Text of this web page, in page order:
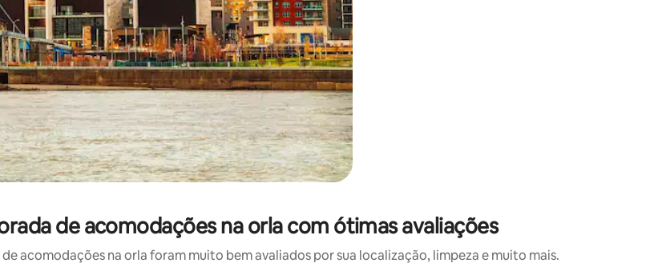
de acomodações na orla com ótimas avaliações
acomodações na orla foram muito bem avaliados por sua localização, limpeza e muito mais.